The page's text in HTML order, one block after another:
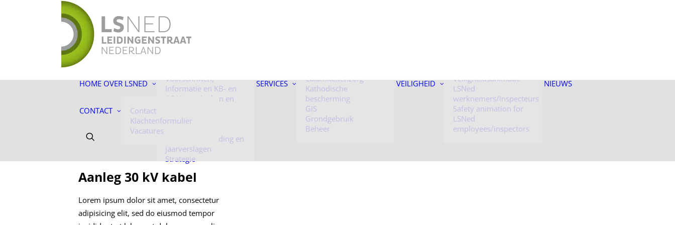
HOME OVER LSNED
De toekomst ligt onder
ons!
Voorschriften,
Informatie en KB- en
AC-Voorschriften en
Algemene
Jaarverantwoording en
jaarverslagen
Strategie
SERVICES
Calamiteitenzorg
Kathodische
bescherming
GIS
Grondgebruik
Beheer
VEILIGHEID
Veiligheidsanimatie
LSNed
werknemers/inspecteurs
Safety animation for
LSNed
employees/inspectors
NIEUWS
CONTACT
Contact
Klachtenformulier
Vacatures
Aanleg 30 kV kabel
Lorem ipsum dolor sit amet, consectetur
adipisicing elit, sed do eiusmod tempor